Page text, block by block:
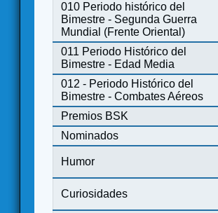
010 Periodo histórico del
Bimestre - Segunda Guerra
Mundial (Frente Oriental)
011 Periodo Histórico del
Bimestre - Edad Media
012 - Periodo Histórico del
Bimestre - Combates Aéreos
Premios BSK
Nominados
Humor
Curiosidades